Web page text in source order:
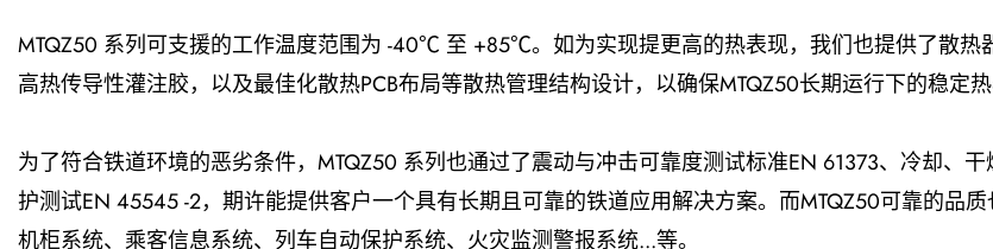
MTQZ50 系列可支援的工作温度范围为 -40℃ 至 +85℃。如为实现提更高的热表现，我们也提供了散
高热传导性灌注胶，以及最佳化散热PCB布局等散热管理结构设计，以确保MTQZ50长期运行下的稳定热
为了符合铁道环境的恶劣条件，MTQZ50 系列也通过了震动与冲击可靠度测试标准EN 61373、冷却、
护测试EN 45545 -2，期许能提供客户一个具有长期且可靠的铁道应用解决方案。而MTQZ50可靠的品
机柜系统、乘客信息系统、列车自动保护系统、火灾监测警报系统...等。